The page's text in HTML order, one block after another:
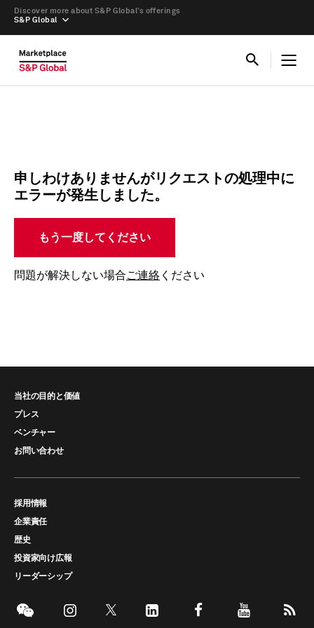
S&P Global
Discover more about S&P Global’s offerings
申しわけありませんがリクエストの処理中に
エラーが発生しました。
もう一度してください
問題が解決しない場合ご連絡 ください
当社の目的と価値
プレス
ベンチャー
お問い合わせ
採用情報
企業責任
歴史
投資家向け広報
リーダーシップ